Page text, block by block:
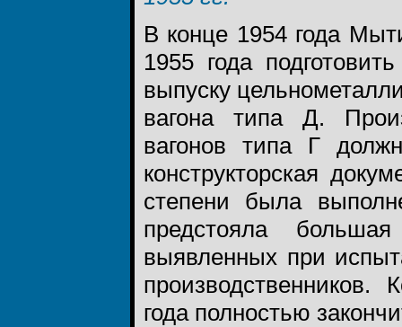
В конце 1954 года
1955 года
выпуску
вагона типа Д.
вагонов типа Г
конструкторская
степени была
предстояла
выявленных при
производственников.
года полностью